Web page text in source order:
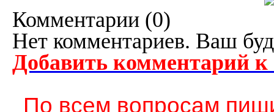
Комментарии (0)
Нет комментариев. Ваш
Добавить комментарий к
По всем вопросам